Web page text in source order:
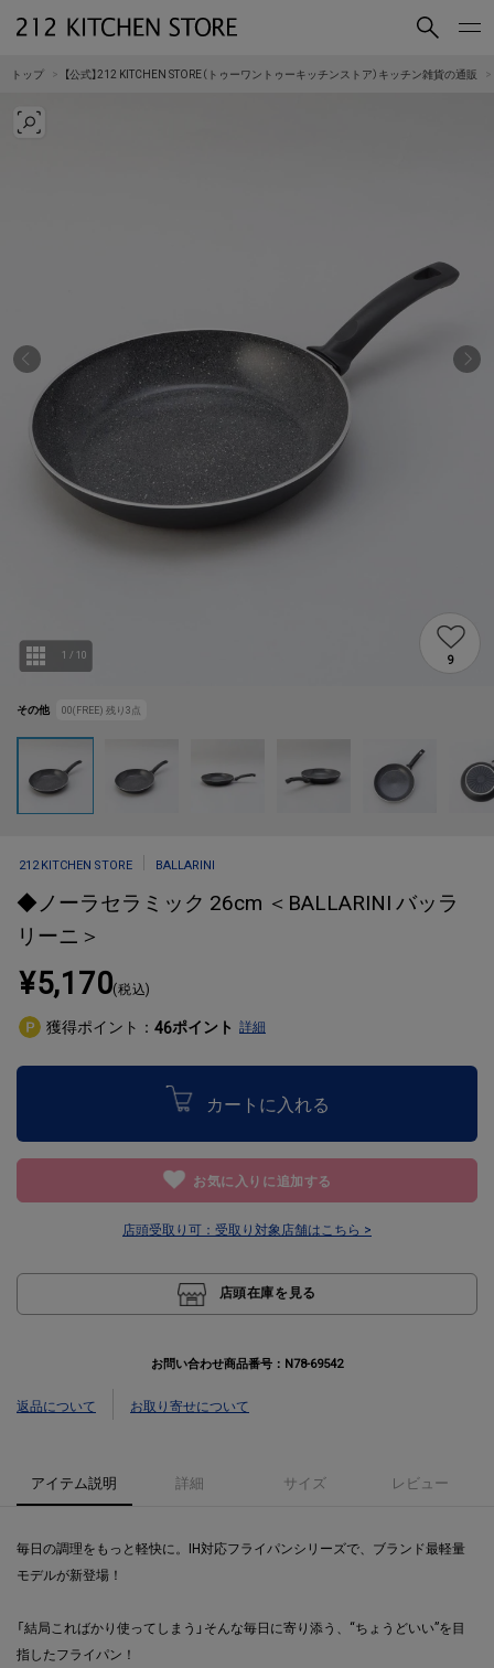
買いもの
212 KITCHEN STORE 公式SNSアカウント
Instagram Facebook Mail Magazine
LINE
トップ 【公式】212 KITCHEN STORE（トゥーワントゥーキッチンストア）キッチン雑貨の通販
その他 00(FREE) 残り3点
1 / 10 9
212 KITCHEN STORE BALLARINI
◆ノーラセラミック 26cm ＜BALLARINI バッラ
リーニ＞
¥5,170(税込)
獲得ポイント： 46ポイント 詳細
カートに入れる
お気に入りに追加する
店頭受取り可： 受取り対象店舗はこちら >
店頭在庫を見る
お問い合わせ商品番号： N78-69542
返品について お取り寄せについて
アイテム説明 詳細 サイズ レビュー
毎日の調理をもっと軽快に。IH対応フライパンシリーズで、ブランド最軽量
モデルが新登場！
「結局こればかり使ってしまう」そんな毎日に寄り添う、“ちょうどいい”を目
指したフライパン！